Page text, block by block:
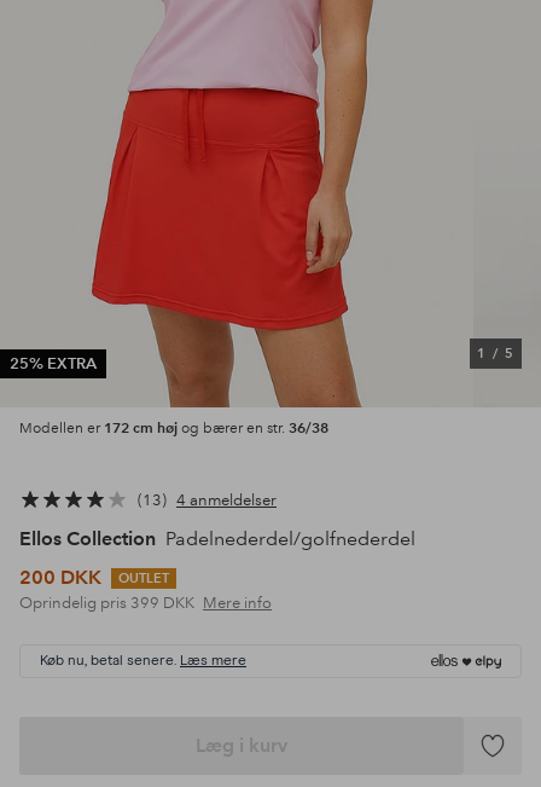
25% EXTRA
1 / 5
Modellen er 172 cm høj og bærer en str. 36/38
13 4 anmeldelser
Ellos Collection Padelnederdel/golfnederdel
200 DKK
OUTLET
Oprindelig pris 399 DKK Mere info
Køb nu, betal senere. Læs mere
Læg i kurv
Tilføj